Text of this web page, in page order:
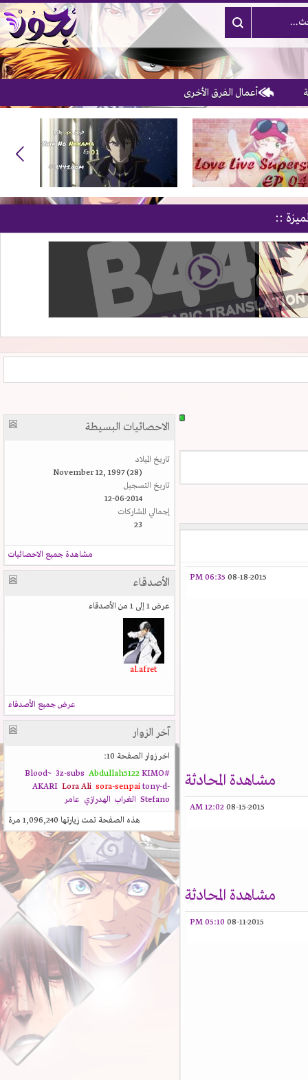
أعمال الفرق الأخرى
::
08-18-2015
06:35 PM
مشاهدة المحادثة
08-15-2015
12:02 AM
مشاهدة المحادثة
08-11-2015
05:10 PM
الاحصائيات البسيطة
تاريخ الميلاد
November 12, 1997 (28)
تاريخ التسجيل
12-06-2014
إجمالي المشاركات
23
مشاهدة جميع الاحصائيات
الأصدقاء
عرض 1 إلى 1 من الأصدقاء
al.afret
عرض جميع الأصدقاء
آخر الزوار
اخر زوار الصفحة 10:
#Blood~
3z-subs Abdullah5122KIMO
AKARI
Lora Ali sora-senpaitony-d-
Stefano
الغراب الهدرازي
عامر
هذه الصفحة تمت زيارتها1,096,240مرة